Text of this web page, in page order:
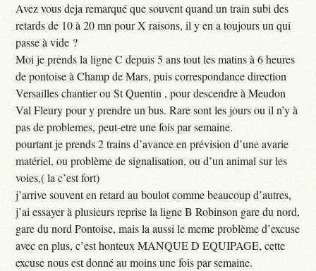
Avez vous deja remarqué que souvent quand un train subi des
retards de 10 à 20 mn pour X raisons, il y en a toujours un qui
passe à vide ?
Moi je prends la ligne C depuis 5 ans tout les matins à 6 heures
de pontoise à Champ de Mars, puis correspondance direction
Versailles chantier ou St Quentin , pour descendre à Meudon
Val Fleury pour y prendre un bus. Rare sont les jours ou il n’y à
pas de problemes, peut-etre une fois par semaine.
pourtant je prends 2 trains d’avance en prévision d’une avarie
matériel, ou problème de signalisation, ou d’un animal sur les
voies,( la c’est fort)
j’arrive souvent en retard au boulot comme beaucoup d’autres,
j’ai essayer à plusieurs reprise la ligne B Robinson gare du nord,
gare du nord Pontoise, mais la aussi le meme problème d’excuse
avec en plus, c’est honteux MANQUE D EQUIPAGE, cette
excuse nous est donné au moins une fois par semaine.